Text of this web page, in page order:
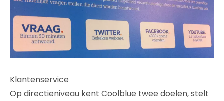
Klantenservice
Op directieniveau kent Coolblue twee doelen, stelt